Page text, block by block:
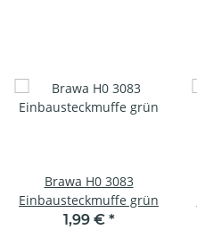
Brawa H0 3083
Einbausteckmuffe grün
1,99 € *